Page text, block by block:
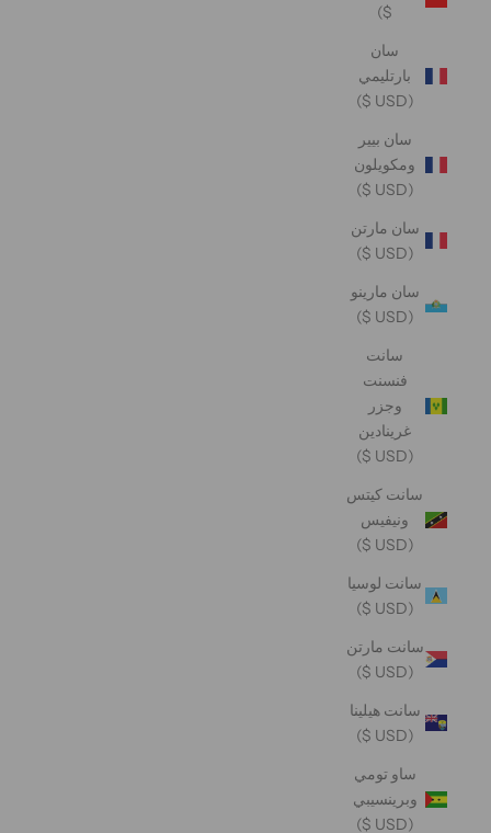
$)
سان
بارتليمي
(USD $)
سان بيير
ومكويلون
(USD $)
سان مارتن
(USD $)
سان مارينو
(USD $)
سانت
فنسنت
وجزر
غرينادين
(USD $)
سانت كيتس
ونيفيس
(USD $)
سانت لوسيا
(USD $)
سانت مارتن
(USD $)
سانت هيلينا
(USD $)
ساو تومي
وبرينسيبي
(USD $)